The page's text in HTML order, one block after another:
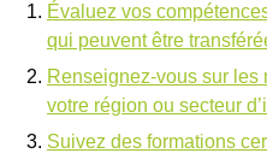
Évaluez vos
qui peuvent être
Renseignez-vous sur les
votre région ou secteur
Suivez des formations